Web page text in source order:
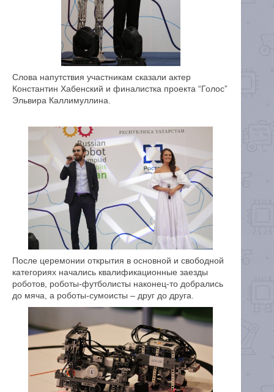
Слова напутствия участникам сказали актер
Константин Хабенский и финалистка проекта “Голос”
Эльвира Каллимуллина.
После церемонии открытия в основной и свободной
категориях начались квалификационные заезды
роботов, роботы-футболисты наконец-то добрались
до мяча, а роботы-сумоисты – друг до друга.